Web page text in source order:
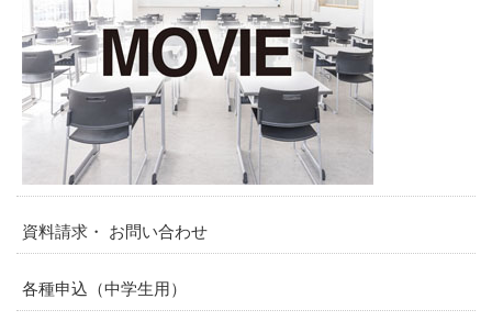
資料請求・ お問い合わせ
各種申込（中学生用）